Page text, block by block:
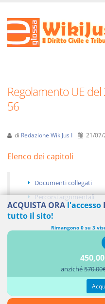
Regolamento UE
56
di Redazione WikiJus I 21/07/
Elenco dei capitoli
Documenti collegati
Percorsi argomentali
ASSENZA DI GARANZIE,
ACQUISTA ORA l'accesso
tutto il sito!
Rimangono 0 su 3
anziché